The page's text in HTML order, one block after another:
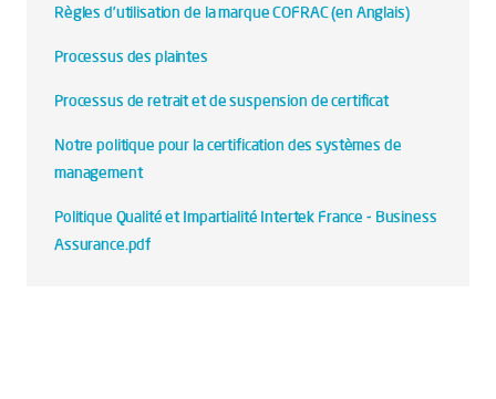
Règles d’utilisation de la marque COFRAC (en Anglais)
Processus des plaintes
Processus de retrait et de suspension de certificat
Notre politique pour la certification des systèmes de
management
Politique Qualité et Impartialité Intertek France - Business
Assurance.pdf